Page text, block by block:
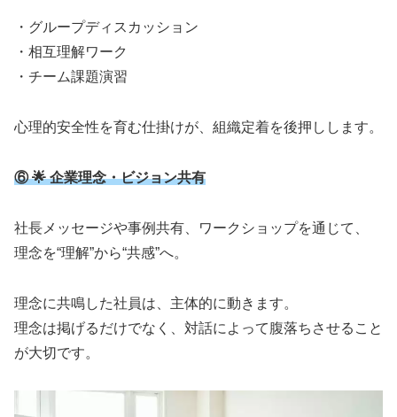
・グループディスカッション
・相互理解ワーク
・チーム課題演習
心理的安全性を育む仕掛けが、組織定着を後押しします。
⑥ 🌟 企業理念・ビジョン共有
社長メッセージや事例共有、ワークショップを通じて、
理念を“理解”から“共感”へ。
理念に共鳴した社員は、主体的に動きます。
理念は掲げるだけでなく、対話によって腹落ちさせること
が大切です。